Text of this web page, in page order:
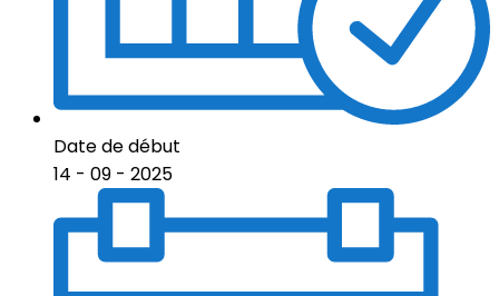
Date de début
14 - 09 - 2025